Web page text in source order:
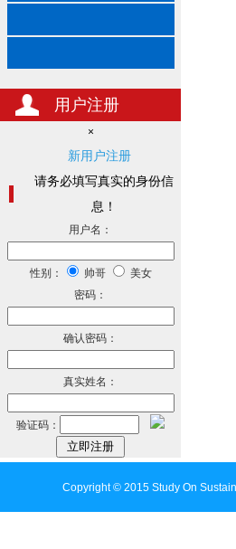
用户注册
×
新用户注册
请务必填写真实的身份信
息！
用户名：
性别： 帅哥
美女
密码：
确认密码：
真实姓名：
验证码：
Copyright © 2015 Study On